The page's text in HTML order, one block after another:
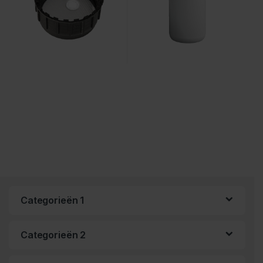
Categorieën 1
Categorieën 2